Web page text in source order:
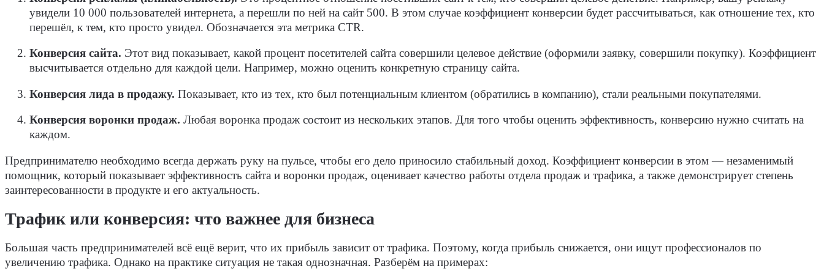
увидели 10 000 пользователей интернета, а перешли по ней на сайт 500. В этом случае коэффициент конверсии будет рассчитываться, как отношение тех, кто
перешёл, к тем, кто просто увидел. Обозначается эта метрика CTR.
Конверсия сайта. Этот вид показывает, какой процент посетителей сайта совершили целевое действие (оформили заявку, совершили покупку). Коэффициент
высчитывается отдельно для каждой цели. Например, можно оценить конкретную страницу сайта.
Конверсия лида в продажу. Показывает, кто из тех, кто был потенциальным клиентом (обратились в компанию), стали реальными покупателями.
Конверсия воронки продаж. Любая воронка продаж состоит из нескольких этапов. Для того чтобы оценить эффективность, конверсию нужно считать на
каждом.
Предпринимателю необходимо всегда держать руку на пульсе, чтобы его дело приносило стабильный доход. Коэффициент конверсии в этом — незаменимый
помощник, который показывает эффективность сайта и воронки продаж, оценивает качество работы отдела продаж и трафика, а также демонстрирует степень
заинтересованности в продукте и его актуальность.
Трафик или конверсия: что важнее для бизнеса
Большая часть предпринимателей всё ещё верит, что их прибыль зависит от трафика. Поэтому, когда прибыль снижается, они ищут профессионалов по
увеличению трафика. Однако на практике ситуация не такая однозначная. Разберём на примерах: